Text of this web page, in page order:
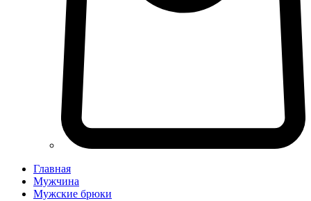
Главная
Мужчина
Мужские брюки